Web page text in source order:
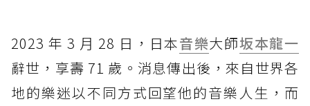
2023 年 3 月 28 日，日本音樂大師坂本龍一
辭世，享壽 71 歲。消息傳出後，來自世界各
地的樂迷以不同方式回望他的音樂人生，而